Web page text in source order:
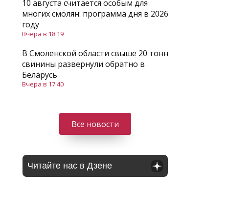
10 августа считается особым для
многих смолян: программа дня в 2026
году
Вчера в 18:19
В Смоленской области свыше 20 тонн
свинины развернули обратно в
Беларусь
Вчера в 17:40
Все новости
Читайте нас в Дзене